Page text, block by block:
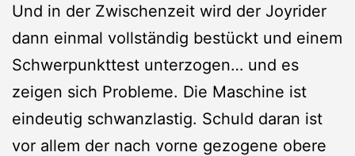
Und in der Zwischenzeit wird der Joyrider
dann einmal vollständig bestückt und einem
Schwerpunkttest unterzogen… und es
zeigen sich Probleme. Die Maschine ist
eindeutig schwanzlastig. Schuld daran ist
vor allem der nach vorne gezogene obere